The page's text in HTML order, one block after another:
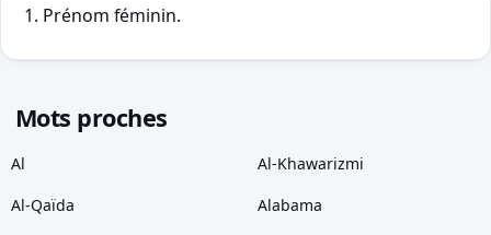
Prénom féminin.
Mots proches
Al Al-Khawarizmi
Al-Qaïda Alabama